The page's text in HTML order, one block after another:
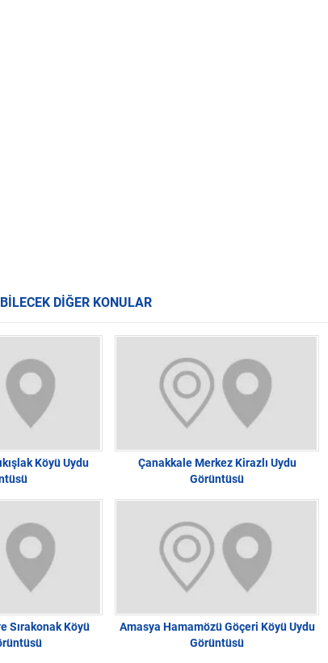
DİĞER KONULAR
Köyü Uydu
Çanakkale Merkez Kirazlı Uydu
Görüntüsü
Sırakonak Köyü
Amasya Hamamözü Göçeri Köyü Uydu
Görüntüsü